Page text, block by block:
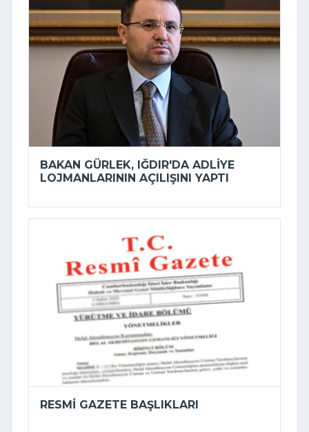
BAKAN GÜRLEK, IĞDIR'DA ADLIYE
LOJMANLARININ AÇILIŞINI YAPTI
RESMI GAZETE BAŞLIKLARI